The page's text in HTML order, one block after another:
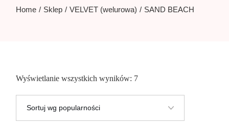
Home Sklep VELVET (welurowa) SAND BEACH
Wyświetlanie wszystkich wyników: 7Posortowane